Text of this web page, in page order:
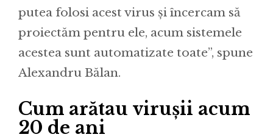
putea folosi acest virus și încercam să
proiectăm pentru ele, acum sistemele
acestea sunt automatizate toate”, spune
Alexandru Bălan.
Cum arătau virușii acum
20 de ani